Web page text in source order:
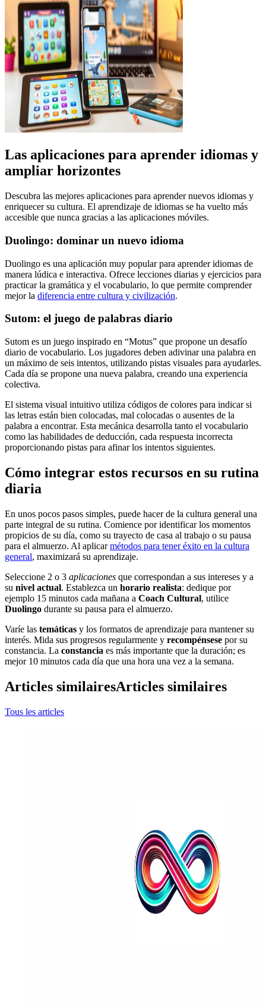
Las aplicaciones para aprender idiomas y
ampliar horizontes
Descubra las mejores aplicaciones para aprender nuevos idiomas y
enriquecer su cultura. El aprendizaje de idiomas se ha vuelto más
accesible que nunca gracias a las aplicaciones móviles.
Duolingo: dominar un nuevo idioma
Duolingo es una aplicación muy popular para aprender idiomas de
manera lúdica e interactiva. Ofrece lecciones diarias y ejercicios para
practicar la gramática y el vocabulario, lo que permite comprender
mejor la diferencia entre cultura y civilización.
Sutom: el juego de palabras diario
Sutom es un juego inspirado en “Motus” que propone un desafío
diario de vocabulario. Los jugadores deben adivinar una palabra en
un máximo de seis intentos, utilizando pistas visuales para ayudarles.
Cada día se propone una nueva palabra, creando una experiencia
colectiva.
El sistema visual intuitivo utiliza códigos de colores para indicar si
las letras están bien colocadas, mal colocadas o ausentes de la
palabra a encontrar. Esta mecánica desarrolla tanto el vocabulario
como las habilidades de deducción, cada respuesta incorrecta
proporcionando pistas para afinar los intentos siguientes.
Cómo integrar estos recursos en su rutina
diaria
En unos pocos pasos simples, puede hacer de la cultura general una
parte integral de su rutina. Comience por identificar los momentos
propicios de su día, como su trayecto de casa al trabajo o su pausa
para el almuerzo. Al aplicarmétodos para tener éxito en la cultura
general, maximizará su aprendizaje.
Seleccione 2 o 3 aplicaciones que correspondan a sus intereses y a
su nivel actual. Establezca un horario realista: dedique por
ejemplo 15 minutos cada mañana a Coach Cultural, utilice
Duolingo durante su pausa para el almuerzo.
Varíe las temáticas y los formatos de aprendizaje para mantener su
interés. Mida sus progresos regularmente y recompénsese por su
constancia. La constancia es más importante que la duración; es
mejor 10 minutos cada día que una hora una vez a la semana.
Articles similairesArticles similaires
Tous les articles